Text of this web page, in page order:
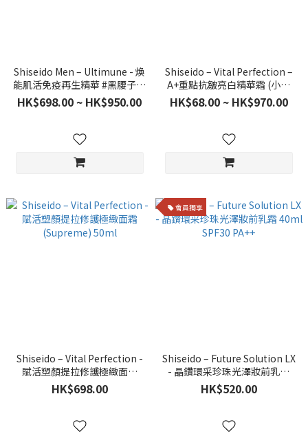
Shiseido Men – Ultimune - 煥
能肌活免疫再生精華 #黑腰子精
HK$698.00 ~ HK$950.00
Shiseido – Vital Perfection –
A+重點抗皺亮白精華霜 (小針
管)
HK$68.00 ~ HK$970.00
Shiseido – Vital Perfection -
賦活塑顏提拉修護極緻面霜
(Supreme) 50ml
HK$698.00
會員獨享
Shiseido – Future Solution LX
- 晶鑽環采珍珠光澤妝前乳霜
40ml SPF30 PA++
HK$520.00